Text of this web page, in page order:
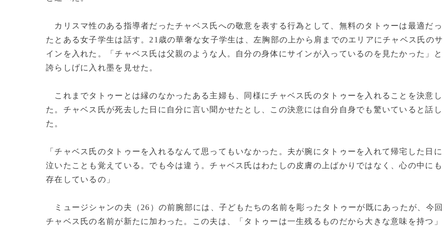
カリスマ性のある指導者だったチャベス氏への敬意を表する行為として、無料のタトゥーは最適だっ
たとある女子学生は話す。21歳の華奢な女子学生は、左胸部の上から肩までのエリアにチャベス氏のサ
インを入れた。「チャベス氏は父親のような人。自分の身体にサインが入っているのを見たかった」と
誇らしげに入れ墨を見せた。
これまでタトゥーとは縁のなかったある主婦も、同様にチャベス氏のタトゥーを入れることを決意し
た。チャベス氏が死去した日に自分に言い聞かせたとし、この決意には自分自身でも驚いていると話し
た。
「チャベス氏のタトゥーを入れるなんて思ってもいなかった。夫が腕にタトゥーを入れて帰宅した日に
泣いたことも覚えている。でも今は違う。チャベス氏はわたしの皮膚の上ばかりではなく、心の中にも
存在しているの」
ミュージシャンの夫（26）の前腕部には、子どもたちの名前を彫ったタトゥーが既にあったが、今回
チャベス氏の名前が新たに加わった。この夫は、「タトゥーは一生残るものだから大きな意味を持つ」